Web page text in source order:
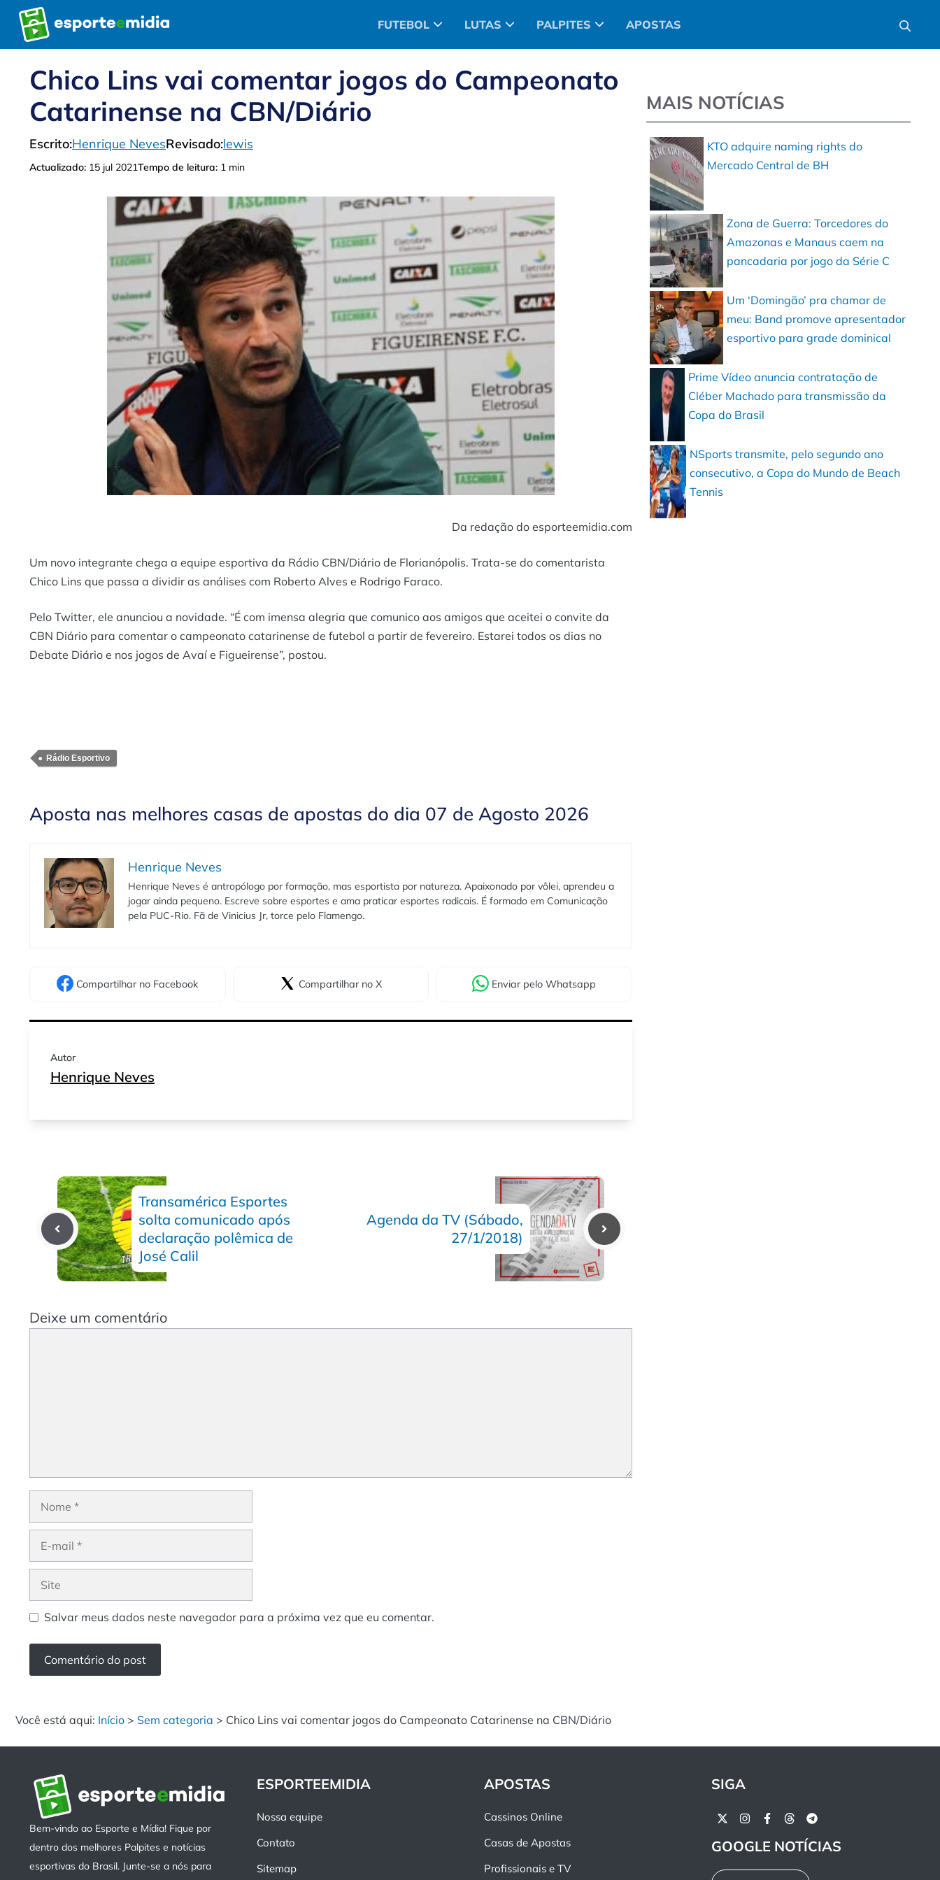
Pular
para
o
FUTEBOL LUTAS PALPITES APOSTAS
Chico Lins vai comentar jogos do Campeonato
Catarinense na CBN/Diário
Escrito:Henrique NevesRevisado:lewis
Actualizado: 15 jul 2021Tempo de leitura: 1 min
Da redação do esporteemidia.com
Um novo integrante chega a equipe esportiva da Rádio CBN/Diário de Florianópolis. Trata-se do comentarista
Chico Lins que passa a dividir as análises com Roberto Alves e Rodrigo Faraco.
Pelo Twitter, ele anunciou a novidade. “É com imensa alegria que comunico aos amigos que aceitei o convite da
CBN Diário para comentar o campeonato catarinense de futebol a partir de fevereiro. Estarei todos os dias no
Debate Diário e nos jogos de Avaí e Figueirense”, postou.
Rádio Esportivo
Aposta nas melhores casas de apostas do dia 07 de Agosto 2026
Henrique Neves
Henrique Neves é antropólogo por formação, mas esportista por natureza. Apaixonado por vôlei, aprendeu a
jogar ainda pequeno. Escreve sobre esportes e ama praticar esportes radicais. É formado em Comunicação
pela PUC-Rio. Fã de Vinicius Jr, torce pelo Flamengo.
Compartilhar no Facebook Compartilhar no X Enviar pelo Whatsapp
Autor
Henrique Neves
Transamérica Esportes
solta comunicado após
declaração polêmica de
José Calil
Agenda da TV (Sábado,
27/1/2018)
Deixe um comentário
Nome
Site
Salvar meus dados neste navegador para a próxima vez que eu comentar.
MAIS NOTÍCIAS
KTO adquire naming rights do
Mercado Central de BH
Zona de Guerra: Torcedores do
Amazonas e Manaus caem na
pancadaria por jogo da Série C
Um ‘Domingão’ pra chamar de
meu: Band promove apresentador
esportivo para grade dominical
Prime Vídeo anuncia contratação de
Cléber Machado para transmissão da
Copa do Brasil
NSports transmite, pelo segundo ano
consecutivo, a Copa do Mundo de Beach
Tennis
Você está aqui: Início > Sem categoria > Chico Lins vai comentar jogos do Campeonato Catarinense na CBN/Diário
Bem-vindo ao Esporte e Mídia! Fique por
dentro dos melhores Palpites e notícias
esportivas do Brasil. Junte-se a nós para
ESPORTEEMIDIA
Nossa equipe
Contato
Sitemap
APOSTAS
Cassinos Online
Casas de Apostas
Profissionais e TV
SIGA
GOOGLE NOTÍCIAS